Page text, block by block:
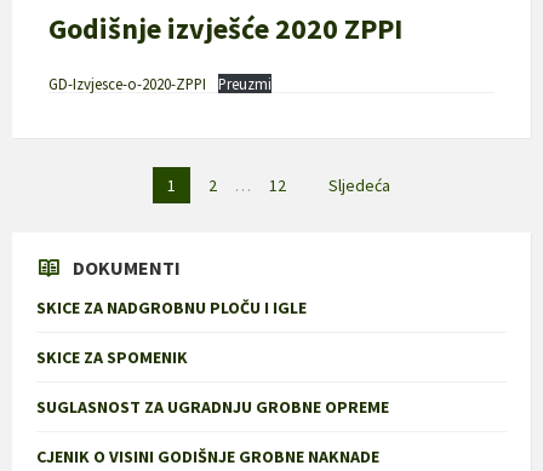
Godišnje izvješće 2020 ZPPI
GD-Izvjesce-o-2020-ZPPI Preuzmi
1 2 … 12 Sljedeća
DOKUMENTI
SKICE ZA NADGROBNU PLOČU I IGLE
SKICE ZA SPOMENIK
SUGLASNOST ZA UGRADNJU GROBNE OPREME
CJENIK O VISINI GODIŠNJE GROBNE NAKNADE